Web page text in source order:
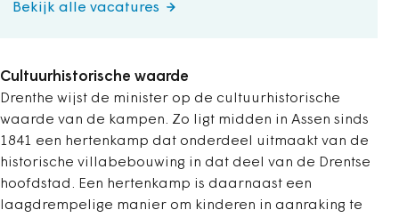
Bekijk alle vacatures
Cultuurhistorische waarde
Drenthe wijst de minister op de cultuurhistorische
waarde van de kampen. Zo ligt midden in Assen sinds
1841 een hertenkamp dat onderdeel uitmaakt van de
historische villabebouwing in dat deel van de Drentse
hoofdstad. Een hertenkamp is daarnaast een
laagdrempelige manier om kinderen in aanraking te